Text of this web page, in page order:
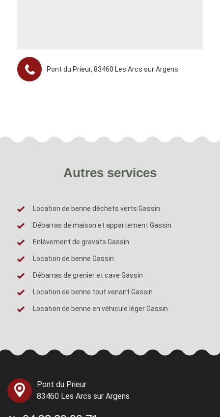
Pont du Prieur, 83460 Les Arcs sur Argens
Autres services
Location de benne déchets verts Gassin
Débarras de maison et appartement Gassin
Enlèvement de gravats Gassin
Location de benne Gassin
Débarras de grenier et cave Gassin
Location de benne tout venant Gassin
Location de benne en véhicule léger Gassin
Pont du Prieur
83460 Les Arcs sur Argens